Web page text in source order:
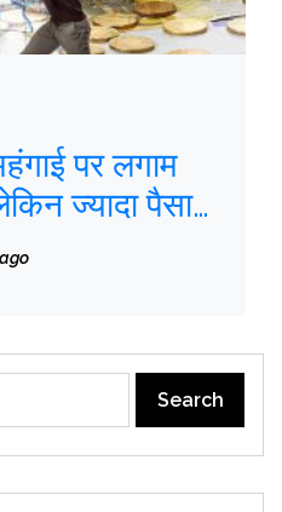
पर लगाम
ज्यादा पैसा